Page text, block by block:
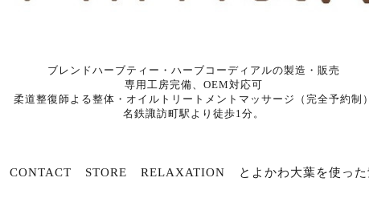
ブレンドハーブティー・ハーブコーディアルの製造・販売
専用工房完備、OEM対応可
柔道整復師よる整体・オイルトリートメントマッサージ（完全予約制）
名鉄諏訪町駅より徒歩1分。
CONTACT STORE RELAXATION とよかわ大葉を使っ